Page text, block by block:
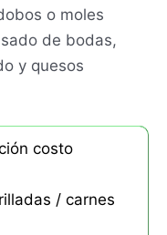
o moles
de bodas,
y quesos
costo
/ carnes